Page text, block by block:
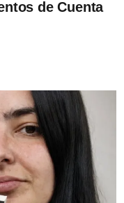
de Cuenta